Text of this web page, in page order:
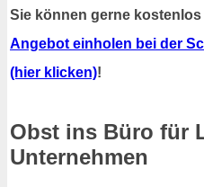
Sie können gerne
Angebot einholen bei der
(hier klicken)!
Obst ins Büro für
Unternehmen